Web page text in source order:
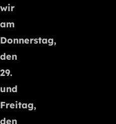
wir
am
Donnerstag,
den
29.
und
Freitag,
den